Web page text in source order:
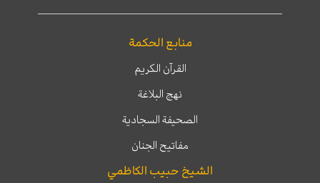
منابع الحكمة
القرآن الكريم
نهج البلاغة
الصحيفة السجادية
مفاتيح الجنان
الشيخ حبيب الكاظمي